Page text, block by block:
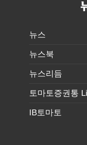
뉴스
뉴스북
뉴스리듬
토마토증권통
IB토마토